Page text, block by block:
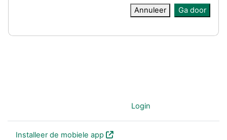
Annuleer Ga door
Login
Installeer de mobiele app